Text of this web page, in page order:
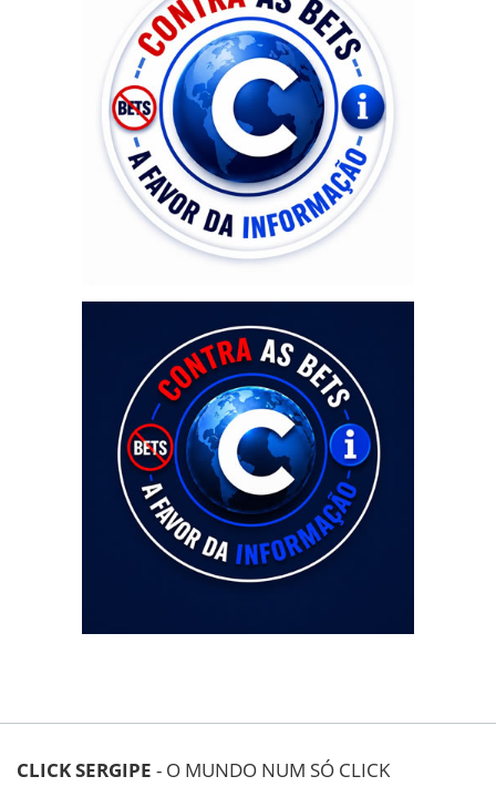
CLICK SERGIPE - O MUNDO NUM SÓ CLICK